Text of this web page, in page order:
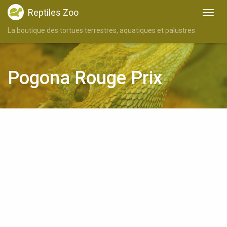
Reptiles Zoo
La boutique des tortues terrestres, aquatiques et palustres
Pogona Rouge Prix